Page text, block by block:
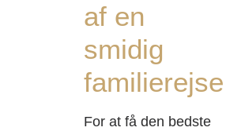
af en
smidig
familierejse
For at få den bedste